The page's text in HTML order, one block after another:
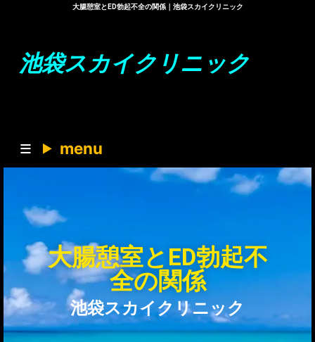
大腸憩室とED勃起不全の関係｜池袋スカイクリニック
池袋スカイクリニック
menu
大腸憩室とED勃起不
全の関係
池袋スカイクリニック